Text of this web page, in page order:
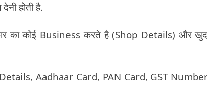
होती है.
का कोई Business करते है (Shop Details) और
Aadhaar Card, PAN Card, GST